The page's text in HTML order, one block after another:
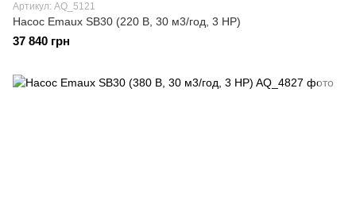
Артикул: AQ_5121
Насос Emaux SB30 (220 В, 30 м3/год, 3 HP)
37 840 грн